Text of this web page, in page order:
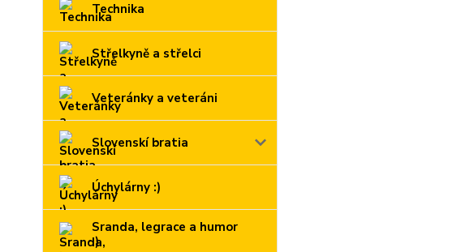
Technika
Střelkyně a střelci
Veteránky a veteráni
Slovenskí bratia
Úchylárny :)
Sranda, legrace a humor
:)